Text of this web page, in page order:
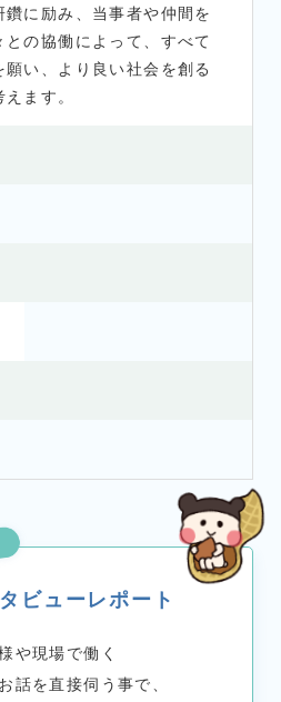
に励み、当事者や仲間を
の協働によって、すべて
い、より良い社会を創る
ます。
ビューレポート
や現場で働く
話を直接伺う事で、